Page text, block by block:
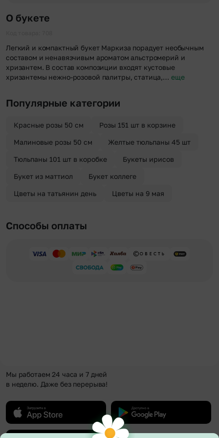
«Анонимная доставка». Мы гарантируем анонимность
О букете
Легкий и компактный букет Маркиза порадует необычным
составом и ненавязчивым ароматом альстромерий и
хризантем. В состав композиции входят кустовые
хризантемы нежно-розовой палитры, статица,… еще
Популярные категории
Красные розы 50 см Розы 151 шт в корзине
Малиновые розы 50 см Желтые тюльпаны 45 шт
Тюльпаны 101 шт в коробке Букеты ирисов
Букет из маттиол Букет коллеге
Цветы на татьянин день Цветы на 9 мая
Способы оплаты
Мы работаем 24 часа и 7 дней
в неделю. Даже без перерыва!